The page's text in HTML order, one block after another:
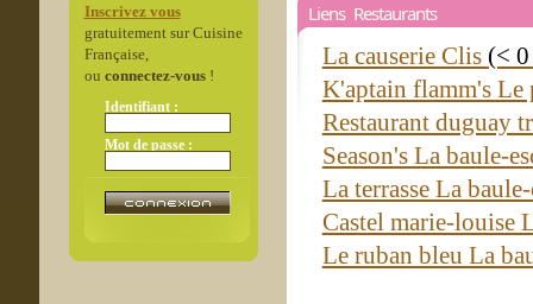
Inscrivez vous
gratuitement sur Cuisine
Française,
ou connectez-vous!
Identifiant :
Mot de passe :
Liens Restaurants
La causerie Clis (<
K'aptain flamm's
Restaurant duguay
Season's La baule-
La terrasse La
Castel marie-louise
Le ruban bleu La